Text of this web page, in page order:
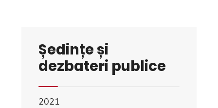
Ședințe și
dezbateri publice
2021